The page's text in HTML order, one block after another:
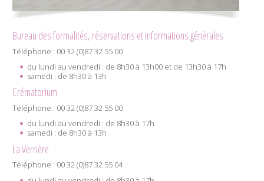
Bureau des formalités, réservations et informations générales
Téléphone : 00 32 (0)87 32 55 00
du lundi au vendredi : de 8h30 à 13h00 et de 13h30 à 17h
samedi : de 8h30 à 13h
Crématorium
Téléphone : 00 32 (0)87 32 55 00
du lundi au vendredi : de 8h30 à 17h
samedi : de 8h30 à 13h
La Verrière
Téléphone : 00 32 (0)87 32 55 04